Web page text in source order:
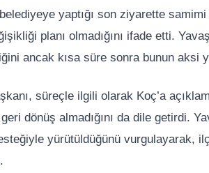
belediyeye yaptığı son ziyarette
planı olmadığını ifade etti.
ancak kısa süre sonra bunun aksi
süreçle ilgili olarak Koç’a
dönüş almadığını da dile getirdi.
yürütüldüğünü vurgulayarak,